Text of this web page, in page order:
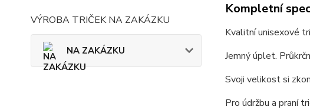
VÝROBA TRIČEK NA ZAKÁZKU
NA ZAKÁZKU
Kompletní
Kvalitní unisexové
Jemný úplet.
Svoji velikost si
Pro údržbu a praní